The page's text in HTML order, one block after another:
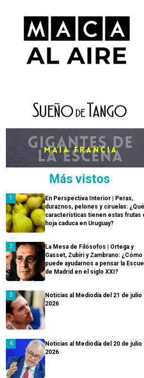
Más vistos
En Perspectiva Interior | Peras,
duraznos, pelones y ciruelas: ¿Qué
características tienen estas frutas
hoja caduca en Uruguay?
La Mesa de Filósofos | Ortega y
Gasset, Zubiri y Zambrano: ¿Cómo
puede ayudarnos a pensar la
de Madrid en el siglo XXI?
Noticias al Mediodía del 21 de julio
2026
Noticias al Mediodía del 20 de julio
2026